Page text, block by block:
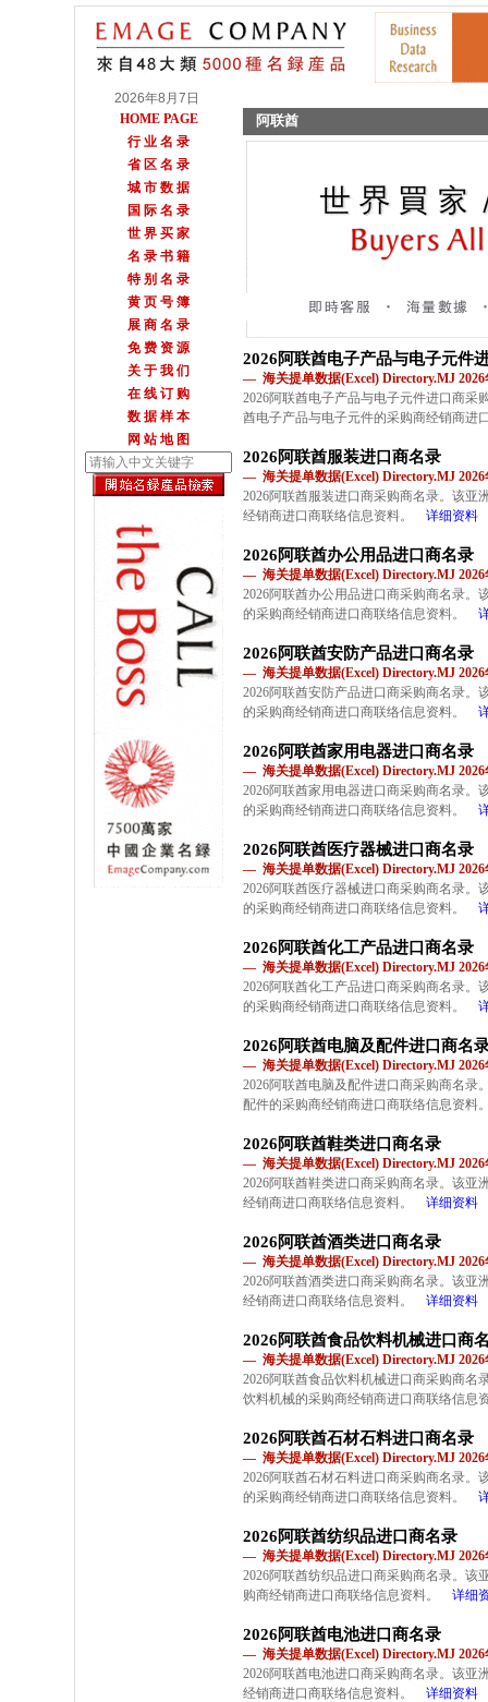
2026年8月7日
HOME PAGE
行 业 名 录
省 区 名 录
城 市 数 据
国 际 名 录
世 界 买 家
名 录 书 籍
特 别 名 录
黄 页 号 簿
展 商 名 录
免 费 资 源
关 于 我 们
在 线 订 购
数 据 样 本
网 站 地 图
阿联酋
2026阿联酋电子产品与电子元件
— 海关提单数据(Excel) Directory.MJ 2026
2026阿联酋电子产品与电子元件进口商采
酋电子产品与电子元件的采购商经销商进
2026阿联酋服装进口商名录
— 海关提单数据(Excel) Directory.MJ 2026
2026阿联酋服装进口商采购商名录。该亚
经销商进口商联络信息资料。
详细资料
2026阿联酋办公用品进口商名录
— 海关提单数据(Excel) Directory.MJ 2026
2026阿联酋办公用品进口商采购商名录。
的采购商经销商进口商联络信息资料。
2026阿联酋安防产品进口商名录
— 海关提单数据(Excel) Directory.MJ 2026
2026阿联酋安防产品进口商采购商名录。
的采购商经销商进口商联络信息资料。
2026阿联酋家用电器进口商名录
— 海关提单数据(Excel) Directory.MJ 2026
2026阿联酋家用电器进口商采购商名录。
的采购商经销商进口商联络信息资料。
2026阿联酋医疗器械进口商名录
— 海关提单数据(Excel) Directory.MJ 2026
2026阿联酋医疗器械进口商采购商名录。
的采购商经销商进口商联络信息资料。
2026阿联酋化工产品进口商名录
— 海关提单数据(Excel) Directory.MJ 2026
2026阿联酋化工产品进口商采购商名录。
的采购商经销商进口商联络信息资料。
2026阿联酋电脑及配件进口商名
— 海关提单数据(Excel) Directory.MJ 2026
2026阿联酋电脑及配件进口商采购商名录
配件的采购商经销商进口商联络信息资料
2026阿联酋鞋类进口商名录
— 海关提单数据(Excel) Directory.MJ 2026
2026阿联酋鞋类进口商采购商名录。该亚
经销商进口商联络信息资料。
详细资料
2026阿联酋酒类进口商名录
— 海关提单数据(Excel) Directory.MJ 2026
2026阿联酋酒类进口商采购商名录。该亚
经销商进口商联络信息资料。
详细资料
2026阿联酋食品饮料机械进口商
— 海关提单数据(Excel) Directory.MJ 2026
2026阿联酋食品饮料机械进口商采购商名
饮料机械的采购商经销商进口商联络信息
2026阿联酋石材石料进口商名录
— 海关提单数据(Excel) Directory.MJ 2026
2026阿联酋石材石料进口商采购商名录。
的采购商经销商进口商联络信息资料。
2026阿联酋纺织品进口商名录
— 海关提单数据(Excel) Directory.MJ 2026
2026阿联酋纺织品进口商采购商名录。该
购商经销商进口商联络信息资料。
详细
2026阿联酋电池进口商名录
— 海关提单数据(Excel) Directory.MJ 2026
2026阿联酋电池进口商采购商名录。该亚
经销商进口商联络信息资料。
详细资料